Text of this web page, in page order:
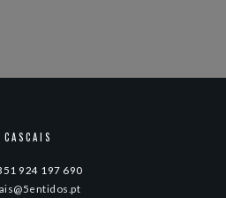
CASCAIS
924 197 690